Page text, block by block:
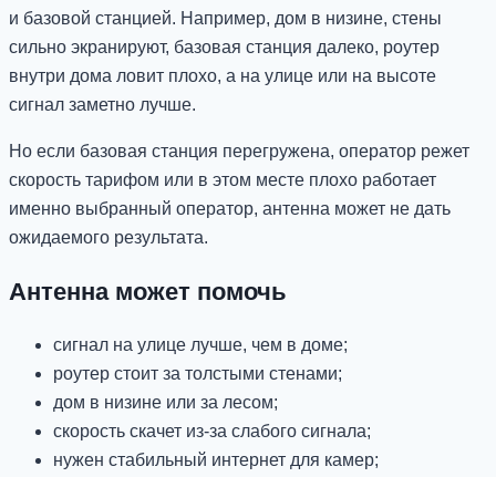
и базовой станцией. Например, дом в низине, стены
сильно экранируют, базовая станция далеко, роутер
внутри дома ловит плохо, а на улице или на высоте
сигнал заметно лучше.
Но если базовая станция перегружена, оператор режет
скорость тарифом или в этом месте плохо работает
именно выбранный оператор, антенна может не дать
ожидаемого результата.
Антенна может помочь
сигнал на улице лучше, чем в доме;
роутер стоит за толстыми стенами;
дом в низине или за лесом;
скорость скачет из-за слабого сигнала;
нужен стабильный интернет для камер;